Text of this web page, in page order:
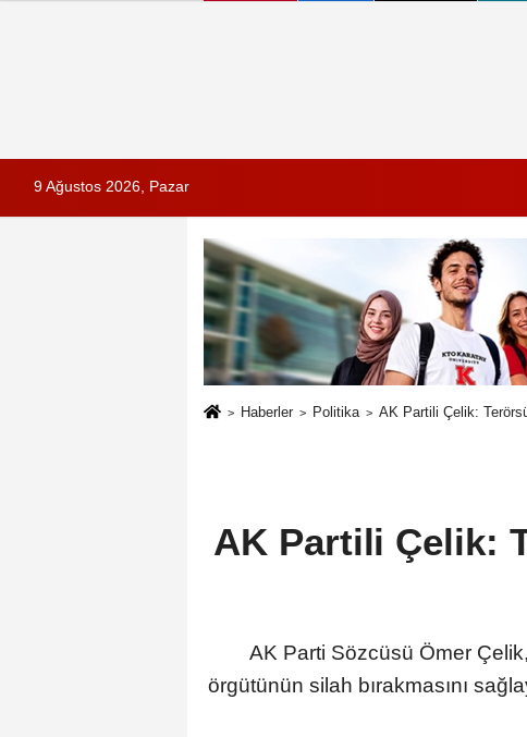
9 Ağustos 2026, Pazar
Haberler Politika AK Partili Çelik:
AK Partili Çelik:
AK Parti Sözcüsü Ömer
örgütünün silah bırakmasını